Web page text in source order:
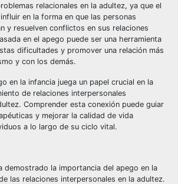
relacionales en la adultez, ya que el
en la forma en que las personas
y resuelven conflictos en sus relaciones
en el apego puede ser una herramienta
dificultades y promover una relación más
y con los demás.
en la infancia juega un papel crucial en la
de relaciones interpersonales
Comprender esta conexión puede guiar
y mejorar la calidad de vida
a lo largo de su ciclo vital.
demostrado la importancia del apego en la
las relaciones interpersonales en la adultez.